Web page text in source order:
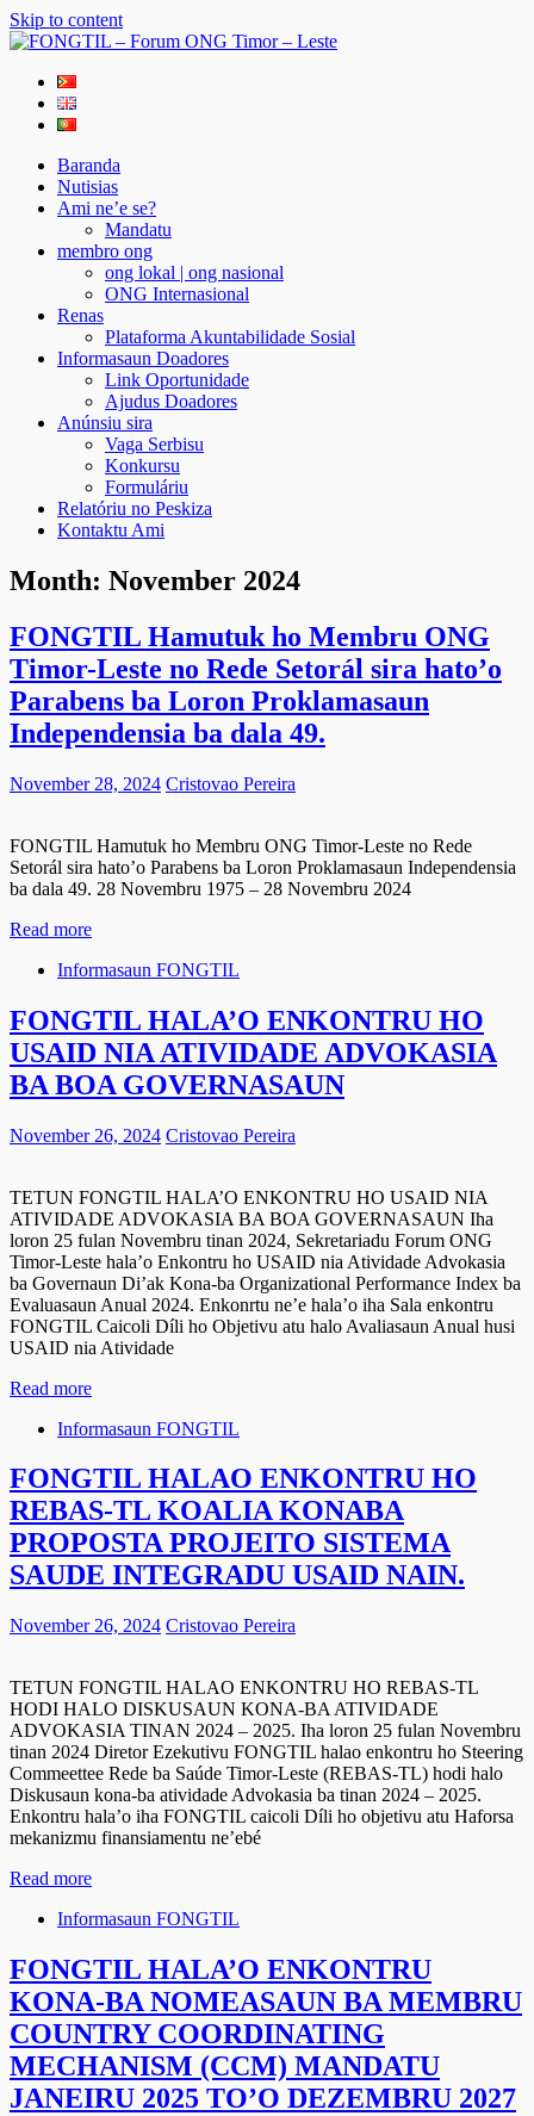
Skip to content
FONGTIL – Forum ONG Timor – Leste
Just another WordPress site
Baranda
Nutisias
Ami ne’e se?
Mandatu
membro ong
ong lokal | ong nasional
ONG Internasional
Renas
Plataforma Akuntabilidade Sosial
Informasaun Doadores
Link Oportunidade
Ajudus Doadores
Anúnsiu sira
Vaga Serbisu
Konkursu
Formuláriu
Relatóriu no Peskiza
Kontaktu Ami
Month: November 2024
FONGTIL Hamutuk ho Membru ONG
Timor-Leste no Rede Setorál sira hato’o
Parabens ba Loron Proklamasaun
Independensia ba dala 49.
November 28, 2024 Cristovao Pereira
FONGTIL Hamutuk ho Membru ONG Timor-Leste no Rede
Setorál sira hato’o Parabens ba Loron Proklamasaun Independensia
ba dala 49. 28 Novembru 1975 – 28 Novembru 2024
Read more
Informasaun FONGTIL
FONGTIL HALA’O ENKONTRU HO
USAID NIA ATIVIDADE ADVOKASIA
BA BOA GOVERNASAUN
November 26, 2024 Cristovao Pereira
TETUN FONGTIL HALA’O ENKONTRU HO USAID NIA
ATIVIDADE ADVOKASIA BA BOA GOVERNASAUN Iha
loron 25 fulan Novembru tinan 2024, Sekretariadu Forum ONG
Timor-Leste hala’o Enkontru ho USAID nia Atividade Advokasia
ba Governaun Di’ak Kona-ba Organizational Performance Index ba
Evaluasaun Anual 2024. Enkonrtu ne’e hala’o iha Sala enkontru
FONGTIL Caicoli Díli ho Objetivu atu halo Avaliasaun Anual husi
USAID nia Atividade
Read more
Informasaun FONGTIL
FONGTIL HALAO ENKONTRU HO
REBAS-TL KOALIA KONABA
PROPOSTA PROJEITO SISTEMA
SAUDE INTEGRADU USAID NAIN.
November 26, 2024 Cristovao Pereira
TETUN FONGTIL HALAO ENKONTRU HO REBAS-TL
HODI HALO DISKUSAUN KONA-BA ATIVIDADE
ADVOKASIA TINAN 2024 – 2025. Iha loron 25 fulan Novembru
tinan 2024 Diretor Ezekutivu FONGTIL halao enkontru ho Steering
Commeettee Rede ba Saúde Timor-Leste (REBAS-TL) hodi halo
Diskusaun kona-ba atividade Advokasia ba tinan 2024 – 2025.
Enkontru hala’o iha FONGTIL caicoli Díli ho objetivu atu Haforsa
mekanizmu finansiamentu ne’ebé
Read more
Informasaun FONGTIL
FONGTIL HALA’O ENKONTRU
KONA-BA NOMEASAUN BA MEMBRU
COUNTRY COORDINATING
MECHANISM (CCM) MANDATU
JANEIRU 2025 TO’O DEZEMBRU 2027